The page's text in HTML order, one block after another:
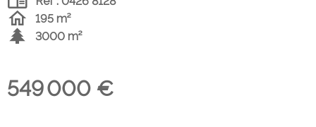
195 m²
3000 m²
549 000 €